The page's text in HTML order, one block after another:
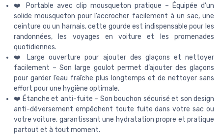
❤️ Portable avec clip mousqueton pratique – Équipée d’un
solide mousqueton pour l’accrocher facilement à un sac, une
ceinture ou un harnais, cette gourde est indispensable pour les
randonnées, les voyages en voiture et les promenades
quotidiennes.
❤️ Large ouverture pour ajouter des glaçons et nettoyer
facilement – Son large goulot permet d’ajouter des glaçons
pour garder l’eau fraîche plus longtemps et de nettoyer sans
effort pour une hygiène optimale.
❤️ Étanche et anti-fuite – Son bouchon sécurisé et son design
anti-déversement empêchent toute fuite dans votre sac ou
votre voiture, garantissant une hydratation propre et pratique
partout et à tout moment.